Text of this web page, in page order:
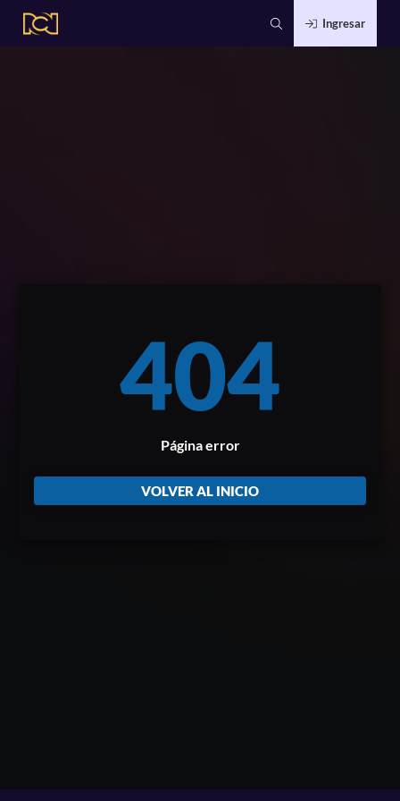
Ingresar
404
Página error
VOLVER AL INICIO